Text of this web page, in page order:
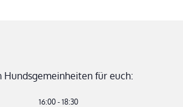
Hundsgemeinheiten für euch:
16:00- 18:30